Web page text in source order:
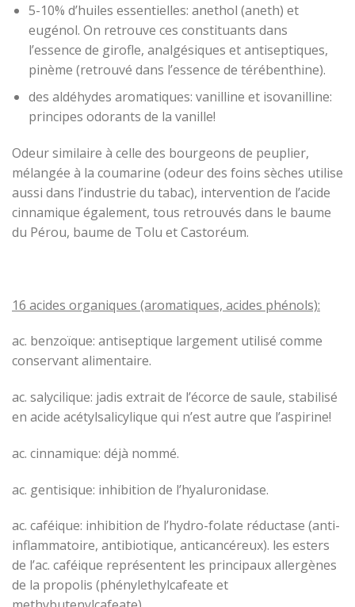
5-10% d’huiles essentielles: anethol (aneth) et
eugénol. On retrouve ces constituants dans
l’essence de girofle, analgésiques et antiseptiques,
pinème (retrouvé dans l’essence de térébenthine).
des aldéhydes aromatiques: vanilline et isovanilline:
principes odorants de la vanille!
Odeur similaire à celle des bourgeons de peuplier,
mélangée à la coumarine (odeur des foins sèches utilise
aussi dans l’industrie du tabac), intervention de l’acide
cinnamique également, tous retrouvés dans le baume
du Pérou, baume de Tolu et Castoréum.
16 acides organiques (aromatiques, acides phénols):
ac. benzoïque: antiseptique largement utilisé comme
conservant alimentaire.
ac. salycilique: jadis extrait de l’écorce de saule, stabilisé
en acide acétylsalicylique qui n’est autre que l’aspirine!
ac. cinnamique: déjà nommé.
ac. gentisique: inhibition de l’hyaluronidase.
ac. caféique: inhibition de l’hydro-folate réductase (anti-
inflammatoire, antibiotique, anticancéreux). les esters
de l’ac. caféique représentent les principaux allergènes
de la propolis (phénylethylcafeate et